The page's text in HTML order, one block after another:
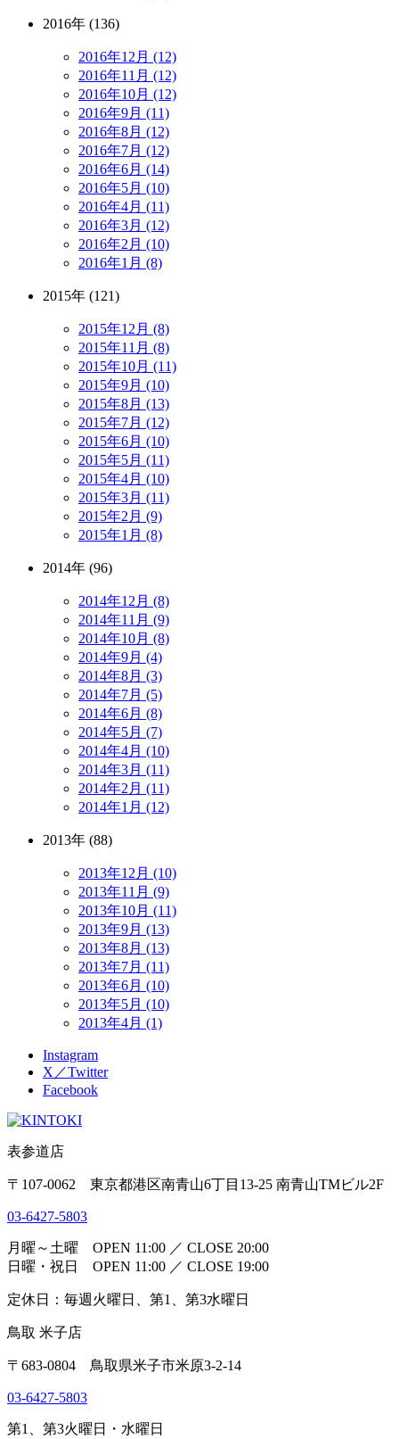
2016年 (136)
2016年12月 (12)
2016年11月 (12)
2016年10月 (12)
2016年9月 (11)
2016年8月 (12)
2016年7月 (12)
2016年6月 (14)
2016年5月 (10)
2016年4月 (11)
2016年3月 (12)
2016年2月 (10)
2016年1月 (8)
2015年 (121)
2015年12月 (8)
2015年11月 (8)
2015年10月 (11)
2015年9月 (10)
2015年8月 (13)
2015年7月 (12)
2015年6月 (10)
2015年5月 (11)
2015年4月 (10)
2015年3月 (11)
2015年2月 (9)
2015年1月 (8)
2014年 (96)
2014年12月 (8)
2014年11月 (9)
2014年10月 (8)
2014年9月 (4)
2014年8月 (3)
2014年7月 (5)
2014年6月 (8)
2014年5月 (7)
2014年4月 (10)
2014年3月 (11)
2014年2月 (11)
2014年1月 (12)
2013年 (88)
2013年12月 (10)
2013年11月 (9)
2013年10月 (11)
2013年9月 (13)
2013年8月 (13)
2013年7月 (11)
2013年6月 (10)
2013年5月 (10)
2013年4月 (1)
Instagram
X／Twitter
Facebook
表参道店
〒107-0062 東京都港区南青山6丁目13-25 南青山TMビル2F
03-6427-5803
月曜～土曜 OPEN 11:00 ／ CLOSE 20:00
日曜・祝日 OPEN 11:00 ／ CLOSE 19:00
定休日：毎週火曜日、第1、第3水曜日
鳥取 米子店
〒683-0804 鳥取県米子市米原3-2-14
03-6427-5803
第1、第3火曜日・水曜日